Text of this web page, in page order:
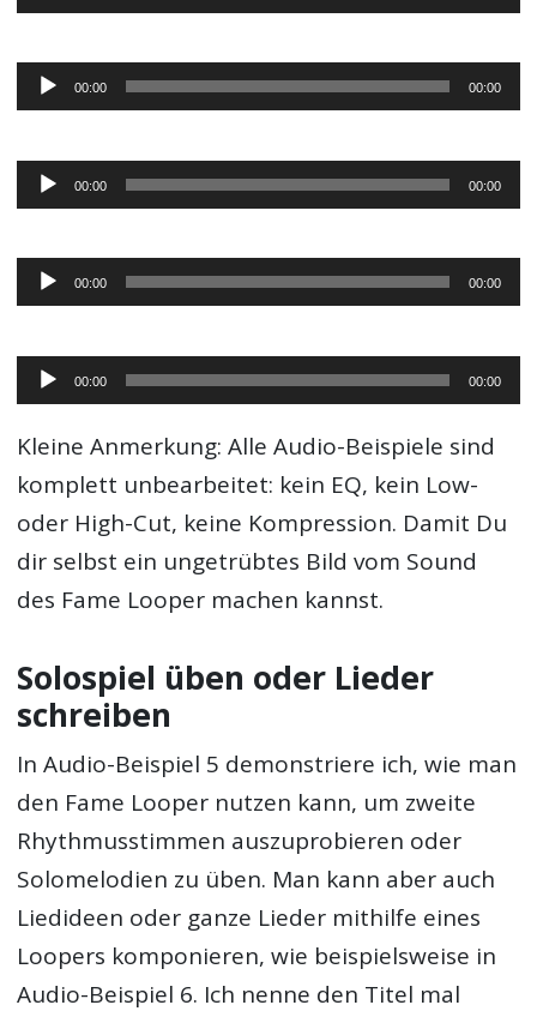
Player
Audio-
Player
00:00 00:00
Audio-
Player
00:00 00:00
Audio-
Player
00:00 00:00
Audio-
Player
00:00 00:00
Kleine Anmerkung: Alle Audio-Beispiele sind
komplett unbearbeitet: kein EQ, kein Low-
oder High-Cut, keine Kompression. Damit Du
dir selbst ein ungetrübtes Bild vom Sound
des Fame Looper machen kannst.
Solospiel üben oder Lieder
schreiben
In Audio-Beispiel 5 demonstriere ich, wie man
den Fame Looper nutzen kann, um zweite
Rhythmusstimmen auszuprobieren oder
Solomelodien zu üben. Man kann aber auch
Liedideen oder ganze Lieder mithilfe eines
Loopers komponieren, wie beispielsweise in
Audio-Beispiel 6. Ich nenne den Titel mal